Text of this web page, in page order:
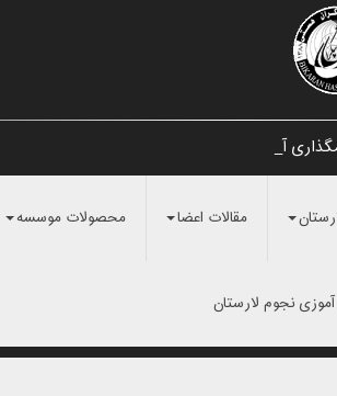
آن به «_
مقالات اعضا محصولات موسسه
نجوم لارستان